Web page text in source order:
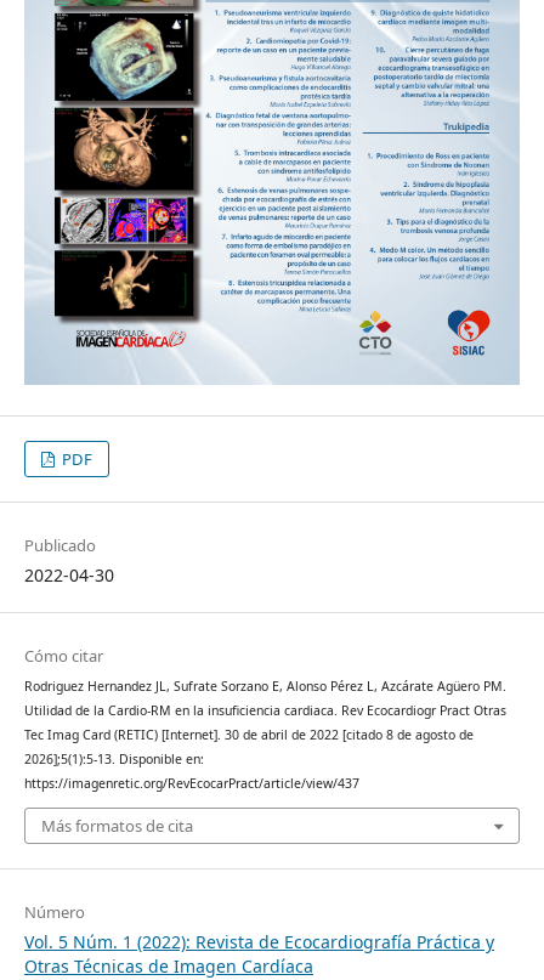
PDF
Publicado
2022-04-30
Cómo citar
Rodriguez Hernandez JL, Sufrate Sorzano E, Alonso Pérez L, Azcárate Agüero PM.
Utilidad de la Cardio-RM en la insuficiencia cardiaca. Rev Ecocardiogr Pract Otras
Tec Imag Card (RETIC) [Internet]. 30 de abril de 2022 [citado 8 de agosto de
2026];5(1):5-13. Disponible en:
https://imagenretic.org/RevEcocarPract/article/view/437
Más formatos de cita
Número
Vol. 5 Núm. 1 (2022): Revista de Ecocardiografía Práctica y
Otras Técnicas de Imagen Cardíaca